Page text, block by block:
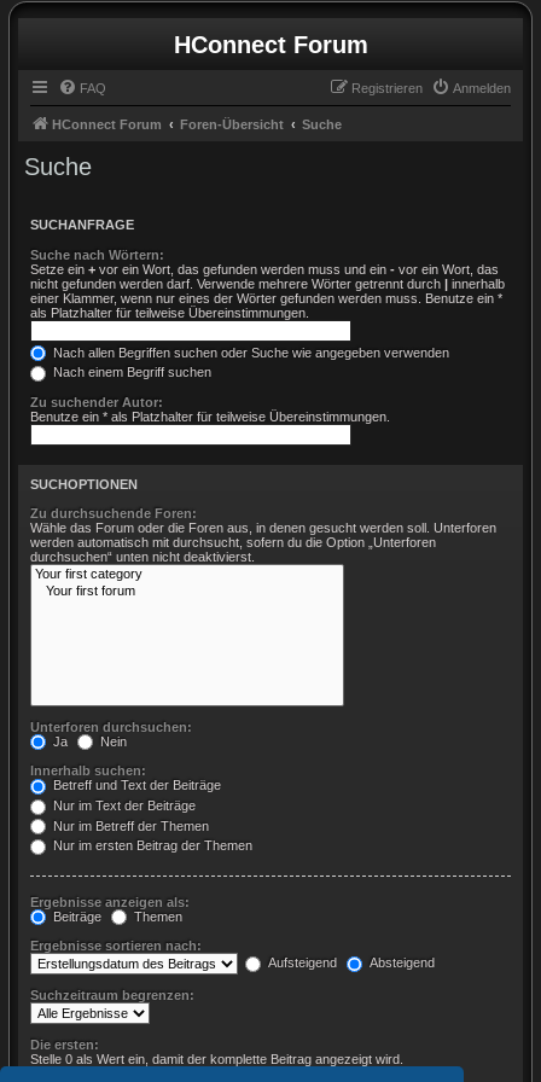
HConnect Forum
FAQ Anmelden
Registrieren
HConnect Forum Foren-Übersicht Suche
Suche
SUCHANFRAGE
Suche nach Wörtern:
Setze ein + vor ein Wort, das gefunden werden muss und ein - vor ein Wort, das
nicht gefunden werden darf. Verwende mehrere Wörter getrennt durch | innerhalb
einer Klammer, wenn nur eines der Wörter gefunden werden muss. Benutze ein *
als Platzhalter für teilweise Übereinstimmungen.
Nach allen Begriffen suchen oder Suche wie angegeben verwenden
Nach einem Begriff suchen
Zu suchender Autor:
Benutze ein * als Platzhalter für teilweise Übereinstimmungen.
SUCHOPTIONEN
Zu durchsuchende Foren:
Wähle das Forum oder die Foren aus, in denen gesucht werden soll. Unterforen
werden automatisch mit durchsucht, sofern du die Option „Unterforen
durchsuchen“ unten nicht deaktivierst.
Unterforen durchsuchen:
Ja
Nein
Innerhalb suchen:
Betreff und Text der Beiträge
Nur im Text der Beiträge
Nur im Betreff der Themen
Nur im ersten Beitrag der Themen
Ergebnisse anzeigen als:
Beiträge
Themen
Ergebnisse sortieren nach:
Aufsteigend
Absteigend
Suchzeitraum begrenzen:
Die ersten:
Stelle 0 als Wert ein, damit der komplette Beitrag angezeigt wird.